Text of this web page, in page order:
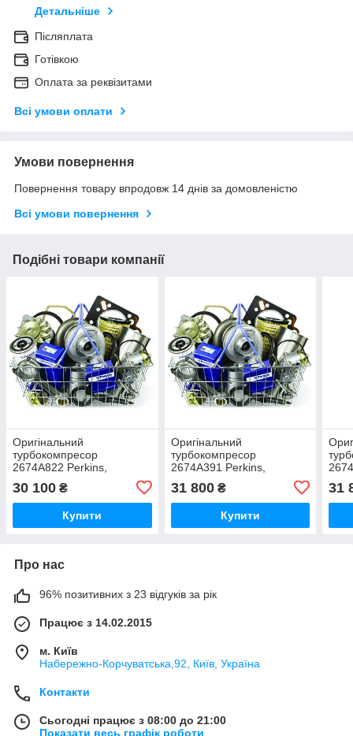
Детальніше
Післяплата
Готівкою
Оплата за реквізитами
Всі умови оплати
Умови повернення
Повернення товару впродовж 14 днів за домовленістю
Всі умови повернення
Подібні товари компанії
Оригінальний
турбокомпресор
2674A822 Perkins,
30 100 ₴
Купити
Оригінальний
турбокомпресор
2674A391 Perkins,
31 800₴
Купити
31
Про нас
96% позитивних з 23 відгуків за рік
Працює з 14.02.2015
м. Київ
Набережно-Корчуватська,92, Київ, Україна
Контакти
Сьогодні працює з 08:00 до 21:00
Показати весь графік роботи